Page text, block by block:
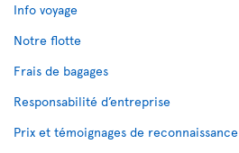
Info voyage
Notre flotte
Frais de bagages
Responsabilité d’entreprise
Prix et témoignages de reconnaissance